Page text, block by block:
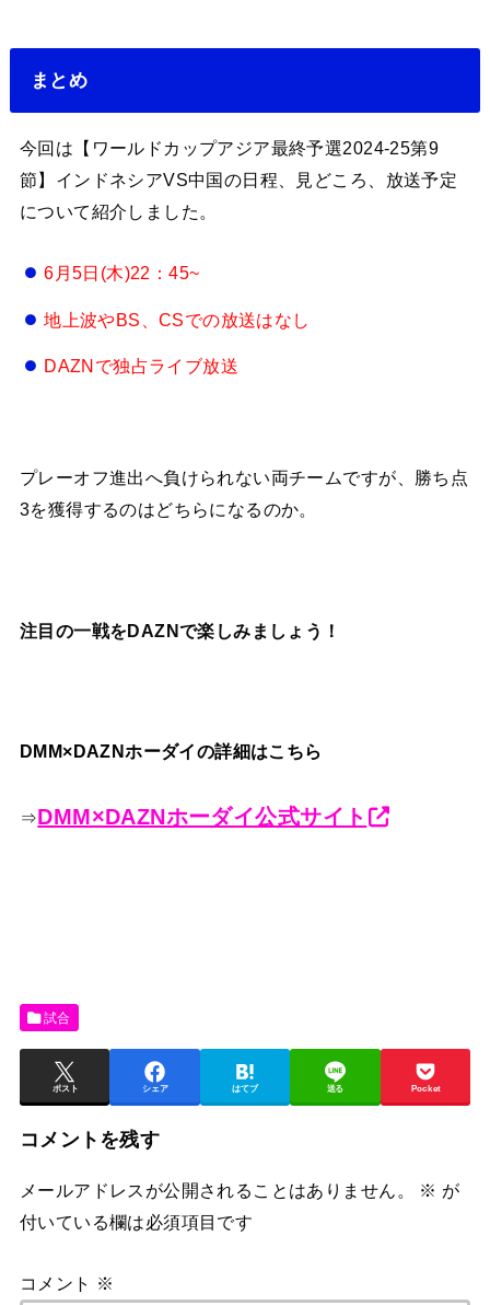
まとめ
今回は【ワールドカップアジア最終予選2024-25第9
節】インドネシアVS中国の日程、見どころ、放送予定
について紹介しました。
6月5日(木)22：45~
地上波やBS、CSでの放送はなし
DAZNで独占ライブ放送
プレーオフ進出へ負けられない両チームですが、勝ち点
3を獲得するのはどちらになるのか。
注目の一戦をDAZNで楽しみましょう！
DMM×DAZNホーダイの詳細はこちら
⇒DMM×DAZNホーダイ公式サイト
試合
ポスト シェア はてブ 送る Pocket
コメントを残す
メールアドレスが公開されることはありません。 ※ が
付いている欄は必須項目です
コメント ※